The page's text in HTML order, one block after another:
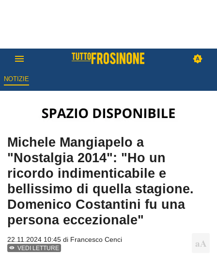
NOTIZIE
Michele Mangiapelo a
"Nostalgia 2014": "Ho un
ricordo indimenticabile e
bellissimo di quella stagione.
Domenico Costantini fu una
persona eccezionale"
22.11.2024 10:45 di Francesco Cenci
VEDI LETTURE